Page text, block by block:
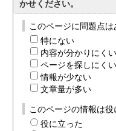
かせください。
このページに問題点は
特にない
内容が分かりにくい
ページを探しにくい
情報が少ない
文章量が多い
このページの情報は役
役に立った